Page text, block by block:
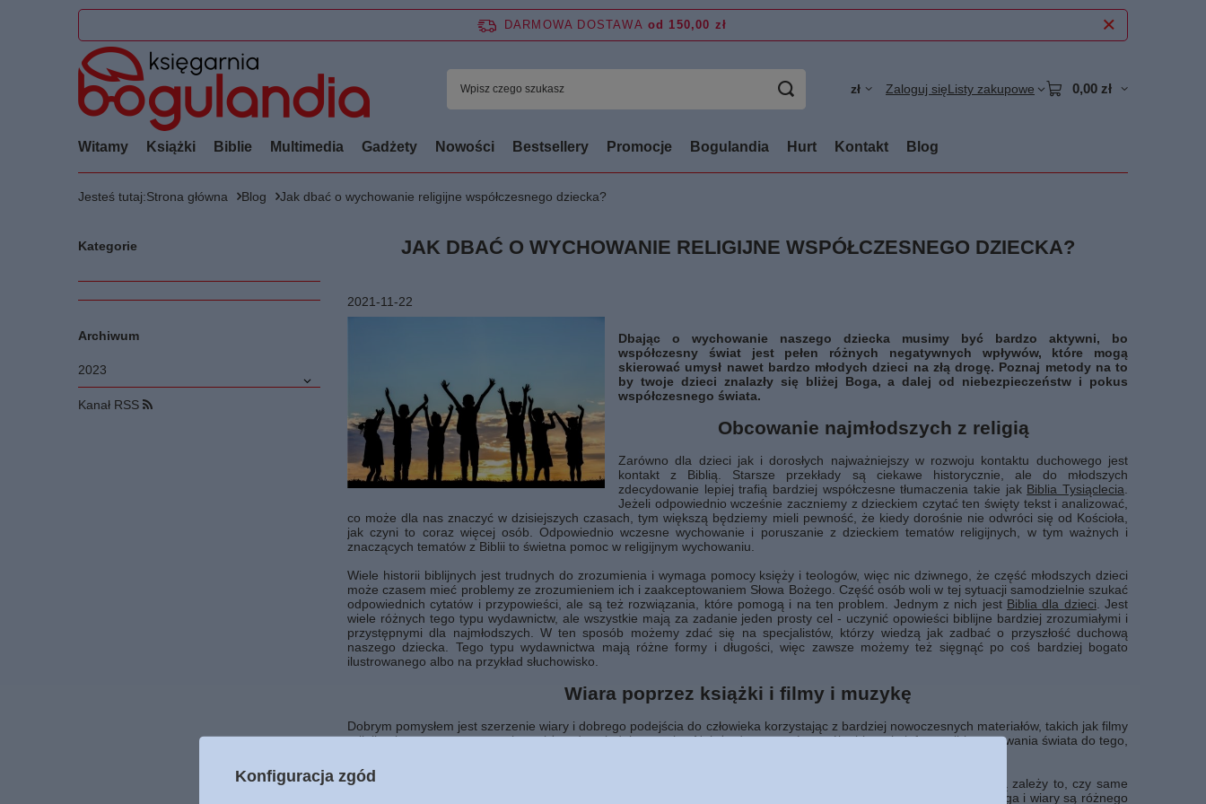
DARMOWA DOSTAWA od 150,00 zł
zł Zaloguj sięListy zakupowe 0,00 zł
Witamy Książki Biblie Multimedia Gadżety Nowości Bestsellery Promocje Bogulandia Hurt Kontakt Blog
Jesteś tutaj:Strona główna Blog Jak dbać o wychowanie religijne współczesnego dziecka?
Kategorie
Archiwum
2023
Kanał RSS
JAK DBAĆ O WYCHOWANIE RELIGIJNE WSPÓŁCZESNEGO DZIECKA?
2021-11-22
Dbając o wychowanie naszego dziecka musimy być bardzo aktywni, bo
współczesny świat jest pełen różnych negatywnych wpływów, które mogą
skierować umysł nawet bardzo młodych dzieci na złą drogę. Poznaj metody na to
by twoje dzieci znalazły się bliżej Boga, a dalej od niebezpieczeństw i pokus
współczesnego świata.
Obcowanie najmłodszych z religią
Zarówno dla dzieci jak i dorosłych najważniejszy w rozwoju kontaktu duchowego jest
kontakt z Biblią. Starsze przekłady są ciekawe historycznie, ale do młodszych
zdecydowanie lepiej trafią bardziej współczesne tłumaczenia takie jak Biblia Tysiąclecia
Jeżeli odpowiednio wcześnie zaczniemy z dzieckiem czytać ten święty tekst i analizować,
co może dla nas znaczyć w dzisiejszych czasach, tym większą będziemy mieli pewność, że kiedy dorośnie nie odwróci się od Kościoła,
jak czyni to coraz więcej osób. Odpowiednio wczesne wychowanie i poruszanie z dzieckiem tematów religijnych, w tym ważnych i
znaczących tematów z Biblii to świetna pomoc w religijnym wychowaniu.
Wiele historii biblijnych jest trudnych do zrozumienia i wymaga pomocy księży i teologów, więc nic dziwnego, że część młodszych dzieci
może czasem mieć problemy ze zrozumieniem ich i zaakceptowaniem Słowa Bożego. Część osób woli w tej sytuacji samodzielnie szukać
odpowiednich cytatów i przypowieści, ale są też rozwiązania, które pomogą i na ten problem. Jednym z nich jest Biblia dla dzieci . Jest
wiele różnych tego typu wydawnictw, ale wszystkie mają za zadanie jeden prosty cel - uczynić opowieści biblijne bardziej zrozumiałymi i
przystępnymi dla najmłodszych. W ten sposób możemy zdać się na specjalistów, którzy wiedzą jak zadbać o przyszłość duchową
naszego dziecka. Tego typu wydawnictwa mają różne formy i długości, więc zawsze możemy też sięgnąć po coś bardziej bogato
ilustrowanego albo na przykład słuchowisko.
Wiara poprzez książki i filmy i muzykę
Dobrym pomysłem jest szerzenie wiary i dobrego podejścia do człowieka korzystając z bardziej nowoczesnych materiałów, takich jak filmy
religijne i o tematyce etycznej, a także odpowiednia muzyka. Należy dopasować sposób zbierania informacji i poznawania świata do tego,
Pamiętajmy, że właśnie od naszego podejścia i pokazywania dzieciom codziennie przykładów związanych z wiarą zależy to, czy same
będą równie oddane Bogu jak my sami. Wspaniałym przykładem na dbanie o to, by nasze otoczenie było pełne boga i wiary są różnego
Konfiguracja zgód